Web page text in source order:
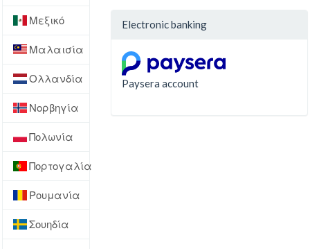
Μεξικό
Μαλαισία
Ολλανδία
Νορβηγία
Πολωνία
Πορτογαλία
Ρουμανία
Σουηδία
Electronic banking
Paysera account